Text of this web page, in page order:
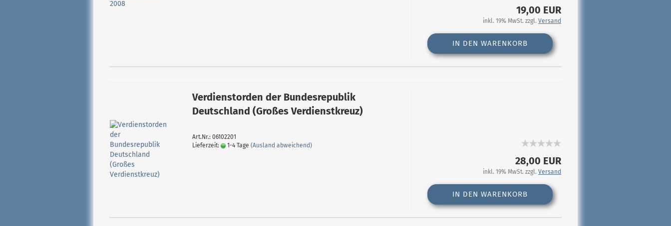
19,00 EUR
inkl. 19% MwSt. zzgl. Versand
IN DEN WARENKORB
Verdienstorden der Bundesrepublik
Deutschland (Großes Verdienstkreuz)
Art.Nr.: 06102201
Lieferzeit:
1-4 Tage (Ausland abweichend)
28,00 EUR
inkl. 19% MwSt. zzgl. Versand
IN DEN WARENKORB